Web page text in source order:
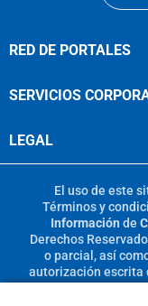
RED DE PORTALES
SERVICIOS
LEGAL
El uso de este
Términos y
Información de
Derechos
o parcial, así
autorización escrita